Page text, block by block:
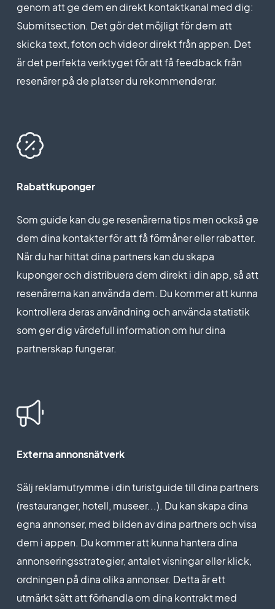
genom att ge dem en direkt kontaktkanal med dig:
Submitsection. Det gör det möjligt för dem att
skicka text, foton och videor direkt från appen. Det
är det perfekta verktyget för att få feedback från
resenärer på de platser du rekommenderar.
Rabattkuponger
Som guide kan du ge resenärerna tips men också ge
dem dina kontakter för att få förmåner eller rabatter.
När du har hittat dina partners kan du skapa
kuponger och distribuera dem direkt i din app, så att
resenärerna kan använda dem. Du kommer att kunna
kontrollera deras användning och använda statistik
som ger dig värdefull information om hur dina
partnerskap fungerar.
Externa annonsnätverk
Sälj reklamutrymme i din turistguide till dina partners
(restauranger, hotell, museer...). Du kan skapa dina
egna annonser, med bilden av dina partners och visa
dem i appen. Du kommer att kunna hantera dina
annonseringsstrategier, antalet visningar eller klick,
ordningen på dina olika annonser. Detta är ett
utmärkt sätt att förhandla om dina kontrakt med